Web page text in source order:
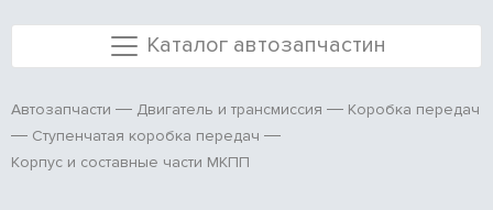
Каталог автозапчастин
Автозапчасти Двигатель и трансмиссия
Коробка передач
Ступенчатая коробка передач
Корпус и составные части МКПП